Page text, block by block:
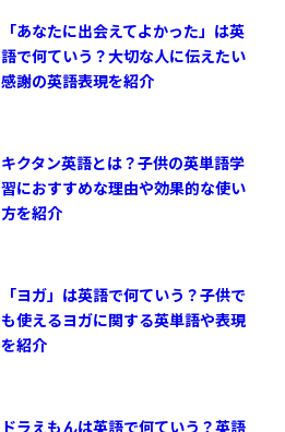
「あなたに出会えてよかった」は英
語で何ていう？大切な人に伝えたい
感謝の英語表現を紹介
キクタン英語とは？子供の英単語学
習におすすめな理由や効果的な使い
方を紹介
「ヨガ」は英語で何ていう？子供で
も使えるヨガに関する英単語や表現
を紹介
ドラえもんは英語で何ていう？英語